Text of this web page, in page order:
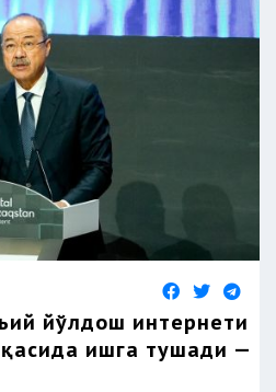
йўлдош интернети
ишга тушади —